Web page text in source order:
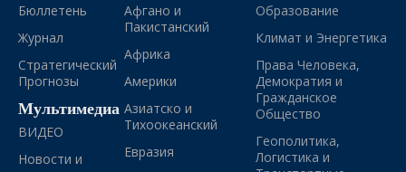
Бюллетень
Журнал
Стратегический
Прогнозы
Мультимедиа
ВИДЕО
Новости и
Афгано и
Пакистанский
Африка
Америки
Азиатско и
Тихоокеанский
Евразия
Образование
Климат и Энергетика
Права Человека,
Демократия и
Гражданское
Общество
Геополитика,
Логистика и